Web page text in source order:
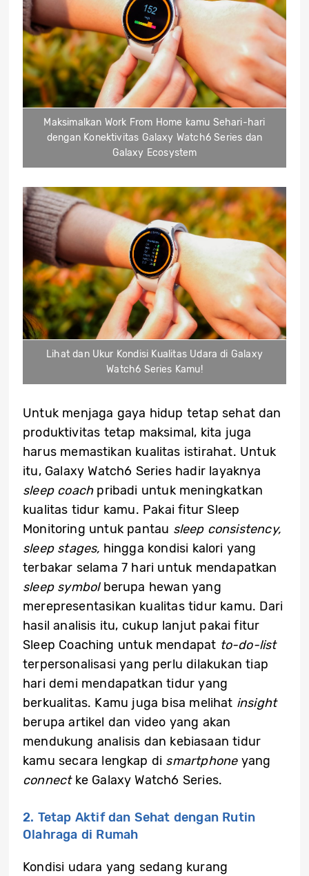
Maksimalkan Work From Home kamu Sehari-hari
dengan Konektivitas Galaxy Watch6 Series dan
Galaxy Ecosystem
Lihat dan Ukur Kondisi Kualitas Udara di Galaxy
Watch6 Series Kamu!
Untuk menjaga gaya hidup tetap sehat dan
produktivitas tetap maksimal, kita juga
harus memastikan kualitas istirahat. Untuk
itu, Galaxy Watch6 Series hadir layaknya
sleep coach pribadi untuk meningkatkan
kualitas tidur kamu. Pakai fitur Sleep
Monitoring untuk pantau sleep consistency,
sleep stages, hingga kondisi kalori yang
terbakar selama 7 hari untuk mendapatkan
sleep symbolberupa hewan yang
merepresentasikan kualitas tidur kamu. Dari
hasil analisis itu, cukup lanjut pakai fitur
Sleep Coaching untuk mendapat to-do-list
terpersonalisasi yang perlu dilakukan tiap
hari demi mendapatkan tidur yang
berkualitas. Kamu juga bisa melihat insight
berupa artikel dan video yang akan
mendukung analisis dan kebiasaan tidur
kamu secara lengkap di smartphone yang
connect ke Galaxy Watch6 Series.
2. Tetap Aktif dan Sehat dengan Rutin
Olahraga di Rumah
Kondisi udara yang sedang kurang